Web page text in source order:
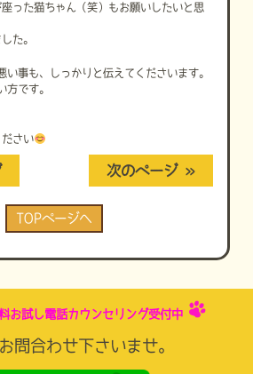
った猫ちゃん（笑）もお願いしたいと思
た。
い事も、しっかりと伝えてくださいます。
方です。
さい
次のページ »
TOPページへ
お試し電話カウンセリング受付中
問合わせ下さいませ。